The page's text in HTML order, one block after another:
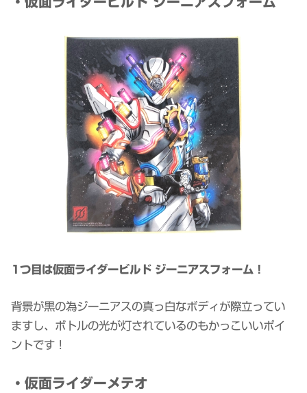
1つ目は仮面ライダービルド ジーニアスフォーム！
背景が黒の為ジーニアスの真っ白なボディが際立ってい
ますし、ボトルの光が灯されているのもかっこいいポイ
ントです！
・仮面ライダーメテオ